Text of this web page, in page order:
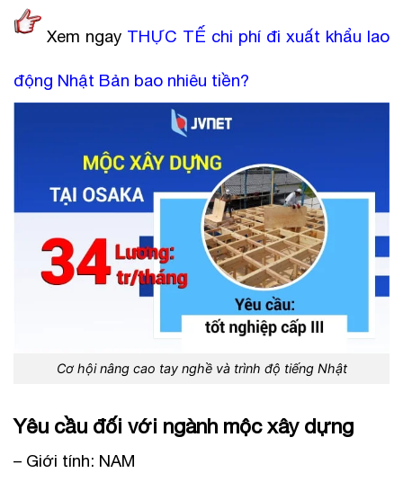
Xem ngay THỰC TẾ chi phí đi xuất khẩu lao
động Nhật Bản bao nhiêu tiền?
Cơ hội nâng cao tay nghề và trình độ tiếng Nhật
Yêu cầu đối với ngành mộc xây dựng
– Giới tính: NAM